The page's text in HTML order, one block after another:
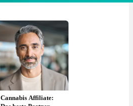
Cannabis Affiliate: